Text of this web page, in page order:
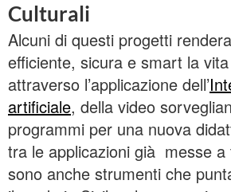
Culturali
Alcuni di questi progetti
efficiente, sicura e smart la vita
attraverso l’applicazione dell’
artificiale, della video
programmi per una nuova
tra le applicazioni già messe
sono anche strumenti che